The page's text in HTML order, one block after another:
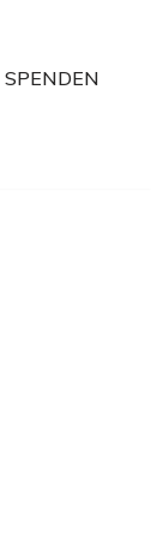
SPENDEN